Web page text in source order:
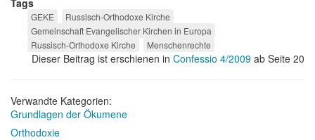
Tags
GEKE
Russisch-Orthodoxe Kirche
Gemeinschaft Evangelischer Kirchen in Europa
Russisch-Orthodoxe Kirche
Menschenrechte
Dieser Beitrag ist erschienen in Confessio 4/2009 ab Seite 20
Verwandte Kategorien:
Grundlagen der Ökumene
Orthodoxie